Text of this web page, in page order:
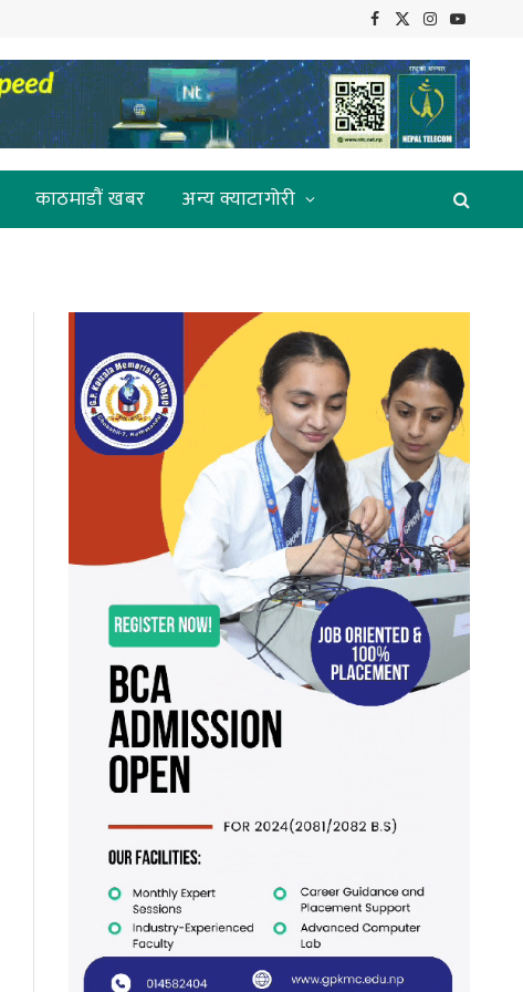
Facebook
X
Instagram
YouTube
काठमाडौं खबर
अन्य क्याटागोरी